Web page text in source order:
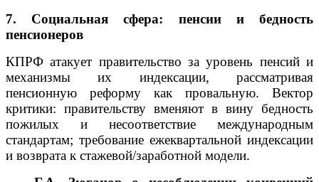
7. Социальная сфера: пенсии и бедность
пенсионеров
КПРФ атакует правительство за уровень пенсий и
механизмы их индексации, рассматривая
пенсионную реформу как провальную. Вектор
критики: правительству вменяют в вину бедность
пожилых и несоответствие международным
стандартам; требование ежеквартальной индексации
и возврата к стажевой/заработной модели.